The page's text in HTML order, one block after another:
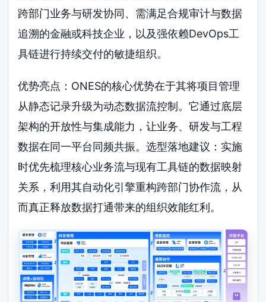
跨部门业务与研发协同、需满足合规审计与数据
追溯的金融或科技企业，以及强依赖DevOps工
具链进行持续交付的敏捷组织。
优势亮点：ONES的核心优势在于其将项目管理
从静态记录升级为动态数据流控制。它通过底层
架构的开放性与集成能力，让业务、研发与工程
数据在同一平台同频共振。选型落地建议：实施
时优先梳理核心业务流与现有工具链的数据映射
关系，利用其自动化引擎重构跨部门协作流，从
而真正释放数据打通带来的组织效能红利。